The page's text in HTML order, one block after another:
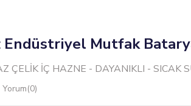
Endüstriyel Mutfak
ÇELİK İÇ HAZNE - DAYANIKLI - SICAK
Yorum(0)